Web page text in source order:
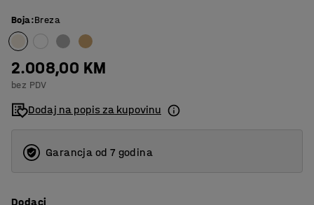
Boja:Breza
2.008,00 KM
bez PDV
Dodaj na popis za kupovinu
Garancja od 7 godina
Dodaci